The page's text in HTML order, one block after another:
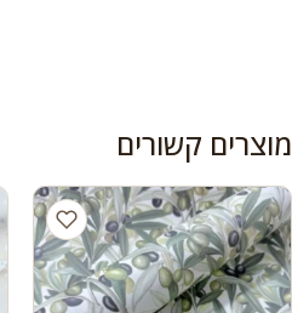
מוצרים קשורים